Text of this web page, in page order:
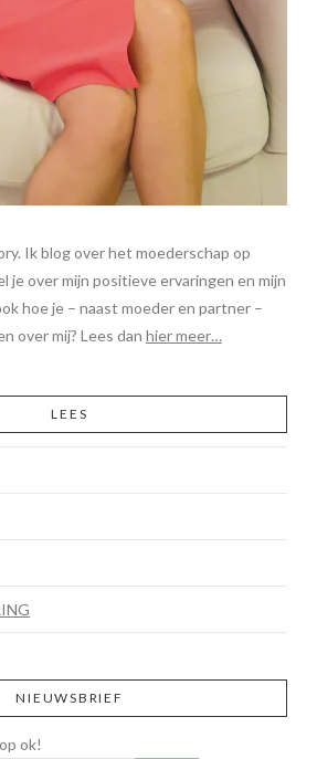
Ik blog over het moederschap op
je over mijn positieve ervaringen en mijn
hoe je – naast moeder en partner –
over mij? Lees dan hier meer…
LEES
NIEUWSBRIEF